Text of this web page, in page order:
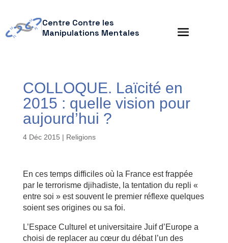
Centre Contre les
Manipulations Mentales
COLLOQUE. Laïcité en
2015 : quelle vision pour
aujourd’hui ?
4 Déc 2015 | Religions
En ces temps difficiles où la France est frappée
par le terrorisme djihadiste, la tentation du repli «
entre soi » est souvent le premier réflexe quelques
soient ses origines ou sa foi.
L’Espace Culturel et universitaire Juif d’Europe a
choisi de replacer au cœur du débat l’un des